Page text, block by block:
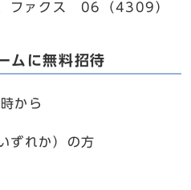
ファクス 06（4309）
ムに無料招待
から
ずれか）の方